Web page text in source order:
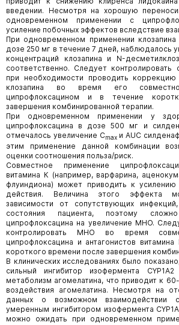
введении. Несмотря на хорошую
одновременном применении с
усиление побочных эффектов вследствие
При одновременном применении
дозе 250 мг в течение 7 дней, наблюдалось
концентраций клозапина и N-
соответственно. Следует контролировать
при необходимости проводить
клозапина во время его
ципрофлоксацином и в течение
завершения комбинированной терапии.
При одновременном применении у
ципрофлоксацина в дозе 500 мг и
отмечалось увеличение Cmaxи AUC
этим применение данной комбинации
оценки соотношения польза/риск.
Совместное применение
витамина К (например, варфарина,
флуиндиона) может приводить к усилению
действия. Величина этого эффекта
зависимости от сопутствующих
состояния пациента, поэтому
ципрофлоксацина на увеличение МНО.
контролировать МНО во время
ципрофлоксацина и антагонистов
короткого времени после завершения
В клинических исследованиях было
сильный ингибитор изофермента
метаболизм агомелатина, что приводит к
воздействия агомелатина. Несмотря на
данных о возможном взаимодействии
умеренным ингибитором изофермента
можно ожидать при одновременном